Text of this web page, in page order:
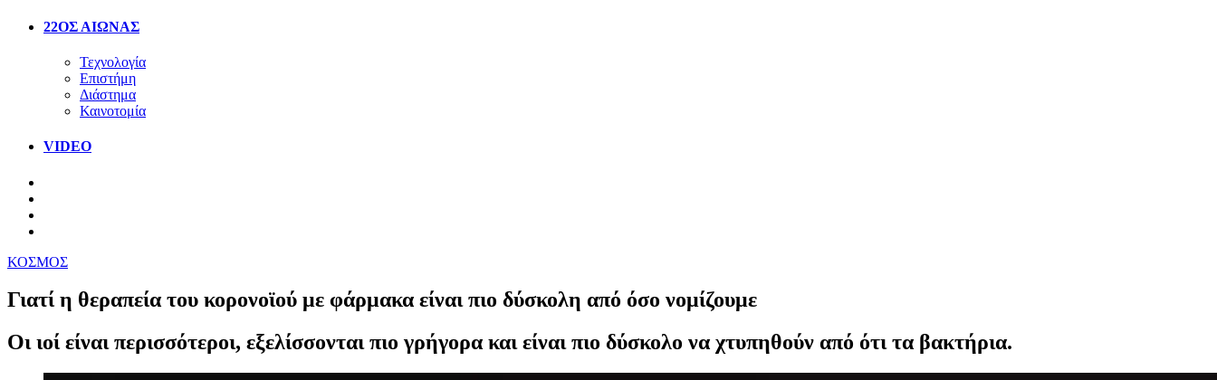
22ΟΣ ΑΙΩΝΑΣ
Τεχνολογία
Επιστήμη
Διάστημα
Καινοτομία
VIDEO
ΚΟΣΜΟΣ
Γιατί η θεραπεία του κορονοϊού με φάρμακα είναι πιο δύσκολη από όσο νομίζουμε
Οι ιοί είναι περισσότεροι, εξελίσσονται πιο γρήγορα και είναι πιο δύσκολο να χτυπηθούν από ότι τα βακτήρια.